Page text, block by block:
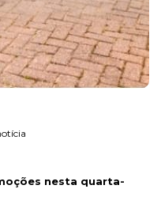
nesta quarta-